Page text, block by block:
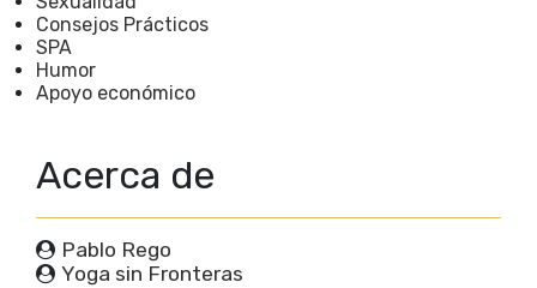
Consejos Prácticos
SPA
Humor
Apoyo económico
Acerca de
Pablo Rego
Yoga sin Fronteras